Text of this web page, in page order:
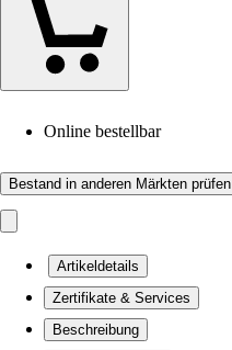
Online bestellbar
Bestand in anderen Märkten prüfen
Artikeldetails
Zertifikate & Services
Beschreibung